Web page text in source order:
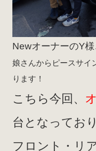
NewオーナーのY様
娘さんからピースサイ
ります！
こちら今回、
台となってお
フロント・リ